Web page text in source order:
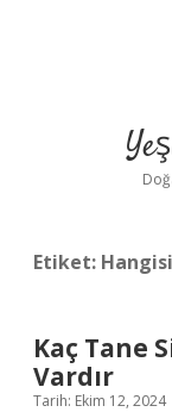
Etiket:
Kaç Tane
Vardır
Tarih: Ekim 12, 2024